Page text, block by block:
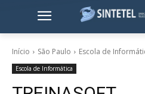
Início São Paulo Escola de
Escola de Informática